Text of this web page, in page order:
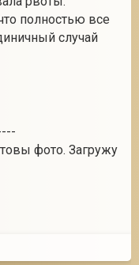
полностью все
случай
фото. Загружу